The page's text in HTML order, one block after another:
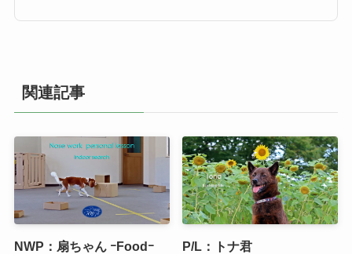
関連記事
NWP：扇ちゃん ｰFoodｰ P/L：トナ君